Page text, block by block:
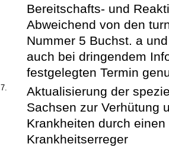
Bereitschafts- und
Abweichend von den
Nummer 5 Buchst. a
auch bei dringendem
festgelegten Termin
7.
Aktualisierung der
Sachsen zur Verhütung
Krankheiten durch
Krankheitserreger